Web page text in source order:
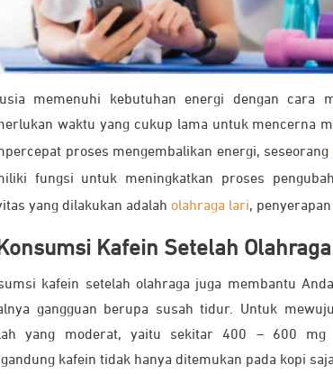
memenuhi kebutuhan energi dengan cara
waktu yang cukup lama untuk mencerna
proses mengembalikan energi, seseorang
fungsi untuk meningkatkan proses
yang dilakukan adalah olahraga lari,
Kafein Setelah
kafein setelah olahraga juga membantu
gangguan berupa susah tidur. Untuk
yang moderat, yaitu sekitar 400 – 600 mg
kafein tidak hanya ditemukan pada kopi